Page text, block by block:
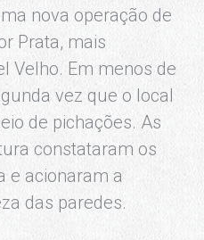
nova operação de
Prata, mais
Velho. Em menos de
vez que o local
de pichações. As
constataram os
e acionaram a
das paredes.